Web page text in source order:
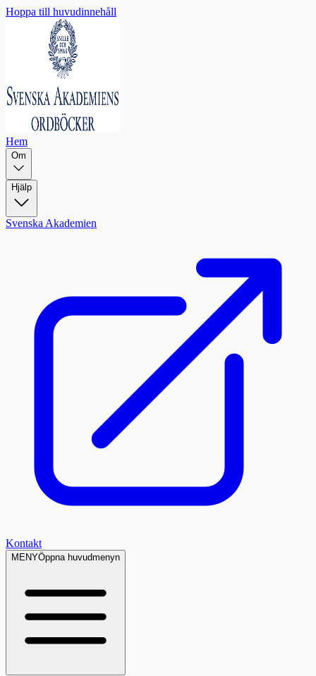
Hoppa till huvudinnehåll
Hem
Om
Hjälp
Svenska Akademien
Kontakt
MENYÖppna huvudmenyn